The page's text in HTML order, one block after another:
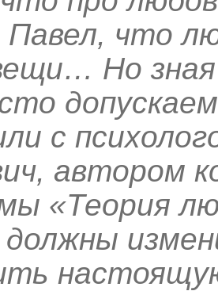
Павел, что
Но
с
автором
«Теория